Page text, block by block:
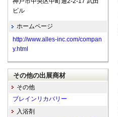
ビル
ホームページ
http://www.alles-inc.com/compan
y.html
その他の出展商材
その他
ブレインリカバリー
入浴剤